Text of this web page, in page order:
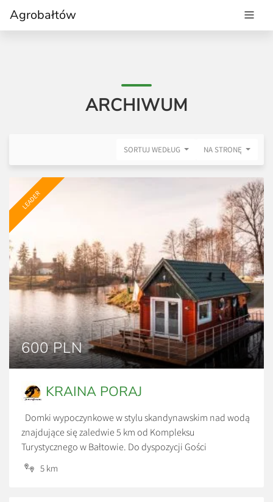
Agrobałtów
ARCHIWUM
SORTUJ WEDŁUG NA STRONĘ
LEADER
600 PLN
KRAINA PORAJ
Domki wypoczynkowe w stylu skandynawskim nad wodą
znajdujące się zaledwie 5 km od Kompleksu
Turystycznego w Bałtowie. Do dyspozycji Gości
udostępniono 3 domki czteroosobowe z pełnym
wyposażeniem RTV i AGD w zachwycającym miejscu.
5 km